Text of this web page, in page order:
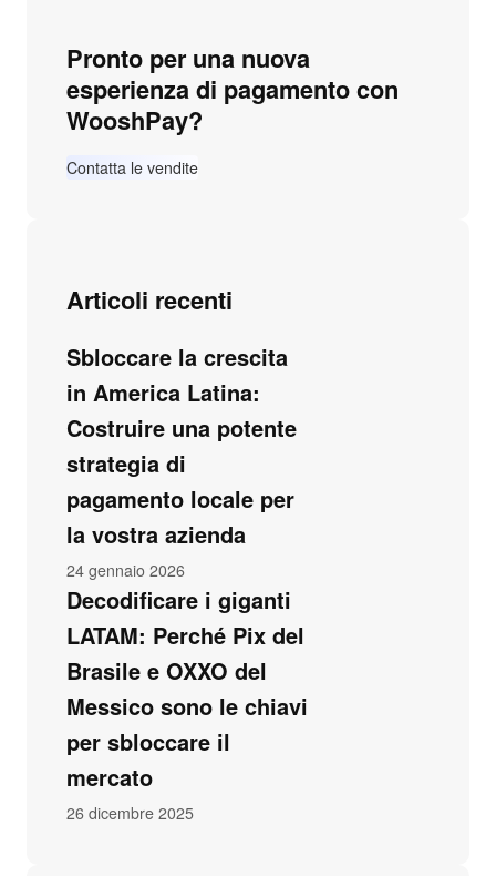
Pronto per una nuova
esperienza di pagamento con
WooshPay?
Contatta le vendite
Articoli recenti
Sbloccare la crescita
in America Latina:
Costruire una potente
strategia di
pagamento locale per
la vostra azienda
24 gennaio 2026
Decodificare i giganti
LATAM: Perché Pix del
Brasile e OXXO del
Messico sono le chiavi
per sbloccare il
mercato
26 dicembre 2025